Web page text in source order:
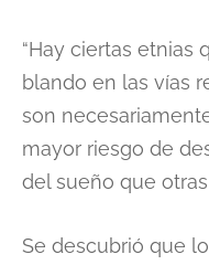
“Hay ciertas etnias
blando en las vías
son
mayor riesgo de
del sueño que otras
Se descubrió que